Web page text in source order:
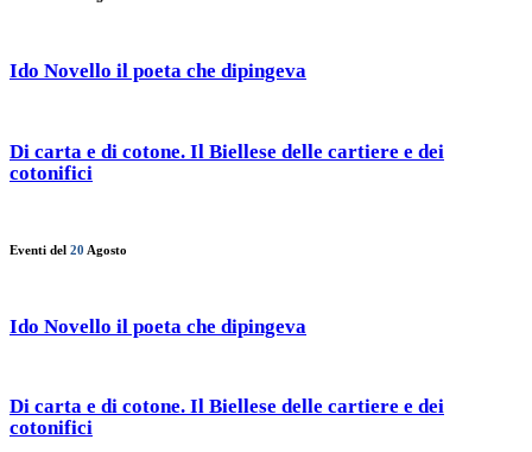
Ido Novello il poeta che dipingeva
Di carta e di cotone. Il Biellese delle cartiere e dei
cotonifici
Eventi del 20 Agosto
Ido Novello il poeta che dipingeva
Di carta e di cotone. Il Biellese delle cartiere e dei
cotonifici